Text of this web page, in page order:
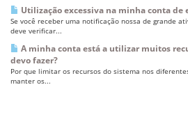
Utilização excessiva na minha conta de
Se você receber uma notificação nossa de grande
deve verificar...
A minha conta está a utilizar muitos
devo fazer?
Por que limitar os recursos do sistema nos
manter os...